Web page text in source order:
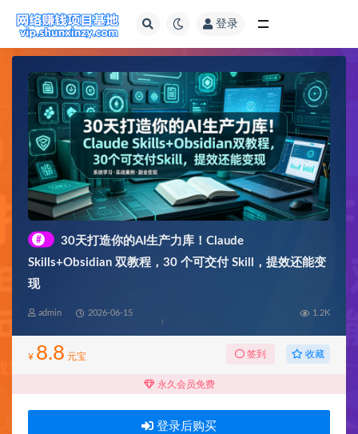
登录
#
30天打造你的AI生产力库！Claude
Skills+Obsidian 双教程，30 个可交付 Skill，提效还能变
现
admin 2026-06-15 1.2K
¥ 8.8 元宝 签到 收藏
永久会员免费
登录后购买